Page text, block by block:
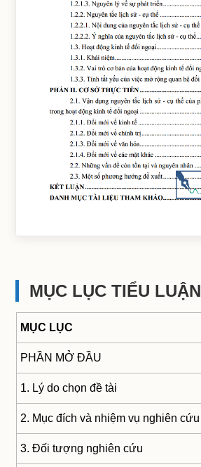
MỤC LỤC TIỂU LUẬN
MỤC LỤC
PHẦN MỞ ĐẦU
1. Lý do chọn đề tài
2. Mục đích và nhiệm vụ nghiên cứu
3. Đối tượng nghiên cứu